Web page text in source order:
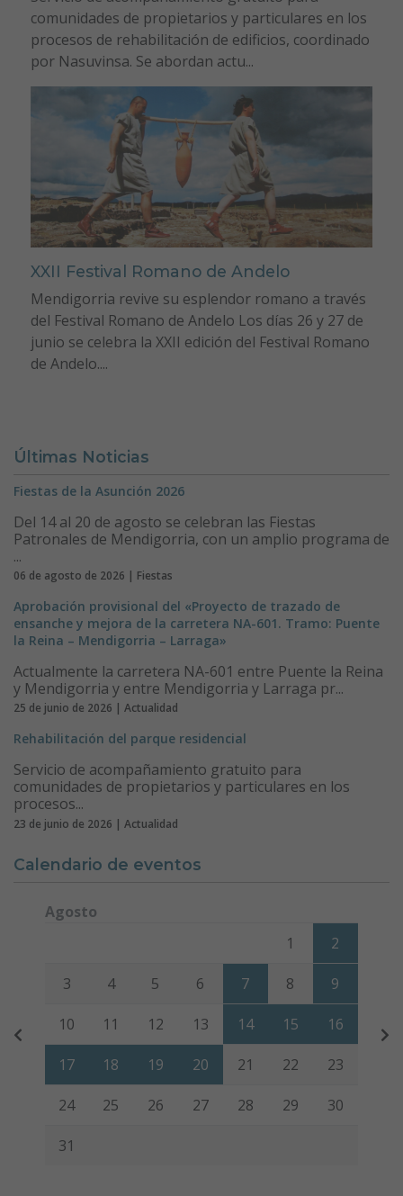
comunidades de propietarios y particulares en los
procesos de rehabilitación de edificios, coordinado
por Nasuvinsa. Se abordan actu...
XXII Festival Romano de Andelo
Mendigorria revive su esplendor romano a través
del Festival Romano de Andelo Los días 26 y 27 de
junio se celebra la XXII edición del Festival Romano
de Andelo....
Últimas Noticias
Fiestas de la Asunción 2026
Del 14 al 20 de agosto se celebran las Fiestas
Patronales de Mendigorria, con un amplio programa de
...
06 de agosto de 2026 | Fiestas
Aprobación provisional del «Proyecto de trazado de
ensanche y mejora de la carretera NA-601. Tramo: Puente
la Reina – Mendigorria – Larraga»
Actualmente la carretera NA-601 entre Puente la Reina
y Mendigorria y entre Mendigorria y Larraga pr...
25 de junio de 2026 | Actualidad
Rehabilitación del parque residencial
Servicio de acompañamiento gratuito para
comunidades de propietarios y particulares en los
procesos...
23 de junio de 2026 | Actualidad
Calendario de eventos
Agosto
Viernes Sábado
1 2
3 4 5 6 7 8 9
10 11 12 13 14 15 16
17 18 19 20 21 22 23
24 25 26 27 28 29 30
31